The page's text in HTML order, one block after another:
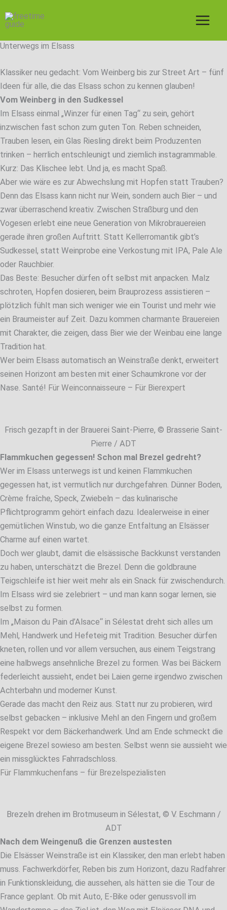
Inhalt
Unterwegs im Elsass
Klassiker neu gedacht: Vom Weinberg bis zur Street Art – fünf
Ideen für alle, die das Elsass schon zu kennen glauben!
Vom Weinberg in den Sudkessel
Im Elsass einmal „Winzer für einen Tag“ zu sein, gehört
inzwischen fast schon zum guten Ton. Reben schneiden,
Trauben lesen, ein Glas Riesling direkt beim Produzenten
trinken – herrlich entschleunigt und ziemlich instagrammable.
Kurz: Das Klischee lebt. Und ja, es macht Spaß.
Aber wie wäre es zur Abwechslung mit Hopfen statt Trauben?
Denn das Elsass kann nicht nur Wein, sondern auch Bier – und
zwar überraschend kreativ. Zwischen Straßburg und den
Vogesen erlebt eine neue Generation von Mikrobrauereien
gerade ihren großen Auftritt. Statt Kellerromantik gibt’s
Sudkessel, statt Weinprobe eine Verkostung mit IPA, Pale Ale
oder Rauchbier.
Das Beste: Besucher dürfen oft selbst mit anpacken. Malz
schroten, Hopfen dosieren, beim Brauprozess assistieren –
plötzlich fühlt man sich weniger wie ein Tourist und mehr wie
ein Braumeister auf Zeit. Dazu kommen charmante Brauereien
mit Charakter, die zeigen, dass Bier wie der Weinbau eine lange
Tradition hat.
Wer beim Elsass automatisch an Weinstraße denkt, erweitert
seinen Horizont am besten mit einer Schaumkrone vor der
Nase. Santé! Für Weinconnaisseure – Für Bierexpert
Frisch gezapft in der Brauerei Saint-Pierre, © Brasserie Saint-
Pierre / ADT
Flammkuchen gegessen! Schon mal Brezel gedreht?
Wer im Elsass unterwegs ist und keinen Flammkuchen
gegessen hat, ist vermutlich nur durchgefahren. Dünner Boden,
Crème fraîche, Speck, Zwiebeln – das kulinarische
Pflichtprogramm gehört einfach dazu. Idealerweise in einer
gemütlichen Winstub, wo die ganze Entfaltung an Elsässer
Charme auf einen wartet.
Doch wer glaubt, damit die elsässische Backkunst verstanden
zu haben, unterschätzt die Brezel. Denn die goldbraune
Teigschleife ist hier weit mehr als ein Snack für zwischendurch.
Im Elsass wird sie zelebriert – und man kann sogar lernen, sie
selbst zu formen.
Im „Maison du Pain d’Alsace“ in Sélestat dreht sich alles um
Mehl, Handwerk und Hefeteig mit Tradition. Besucher dürfen
kneten, rollen und vor allem versuchen, aus einem Teigstrang
eine halbwegs ansehnliche Brezel zu formen. Was bei Bäckern
federleicht aussieht, endet bei Laien gerne irgendwo zwischen
Achterbahn und moderner Kunst.
Gerade das macht den Reiz aus. Statt nur zu probieren, wird
selbst gebacken – inklusive Mehl an den Fingern und großem
Respekt vor dem Bäckerhandwerk. Und am Ende schmeckt die
eigene Brezel sowieso am besten. Selbst wenn sie aussieht wie
ein missglücktes Fahrradschloss.
Für Flammkuchenfans – für Brezelspezialisten
Brezeln drehen im Brotmuseum in Sélestat, © V. Eschmann /
ADT
Nach dem Weingenuß die Grenzen austesten
Die Elsässer Weinstraße ist ein Klassiker, den man erlebt haben
muss. Fachwerkdörfer, Reben bis zum Horizont, dazu Radfahrer
in Funktionskleidung, die aussehen, als hätten sie die Tour de
France geplant. Ob mit Auto, E-Bike oder genussvoll im